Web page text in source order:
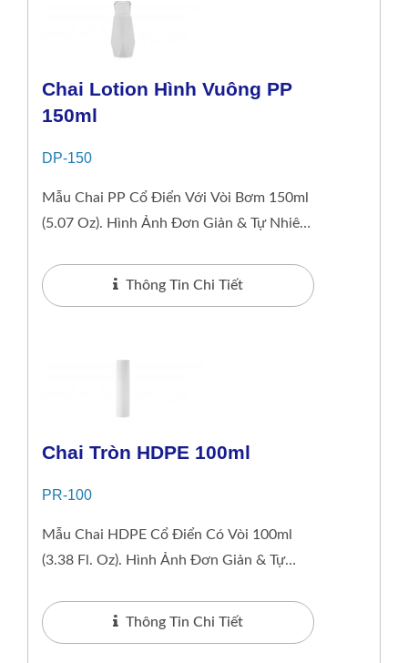
Chai Lotion Hình Vuông PP
150ml
DP-150
Mẫu Chai PP Cổ Điển Với Vòi Bơm 150ml
(5.07 Oz). Hình Ảnh Đơn Giản & Tự Nhiên
Da Tầm...
Thông Tin Chi Tiết
Chai Tròn HDPE 100ml
PR-100
Mẫu Chai HDPE Cổ Điển Có Vòi 100ml
(3.38 Fl. Oz). Hình Ảnh Đơn Giản & Tự
Sóc Da Tầm...
Thông Tin Chi Tiết